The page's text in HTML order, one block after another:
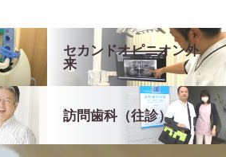
セカンドオピニオン外
来
訪問歯科（往診）